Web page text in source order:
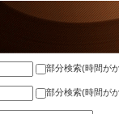
部分検索(時間が
部分検索(時間が